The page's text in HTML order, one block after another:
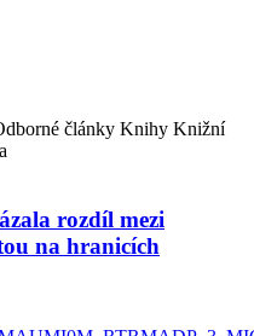
články Knihy Knižní
rozdíl mezi
na hranicích